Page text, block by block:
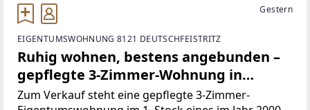
Gestern
EIGENTUMSWOHNUNG 8121 DEUTSCHFEISTRITZ
Ruhig wohnen, bestens angebunden –
gepflegte 3-Zimmer-Wohnung in
Deutschfeistritz
Zum Verkauf steht eine gepflegte 3-Zimmer-